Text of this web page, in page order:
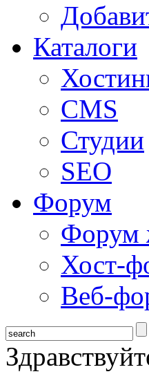
Каталоги
CMS
Студии
SEO
Форум
Форум
Хост-
Веб-